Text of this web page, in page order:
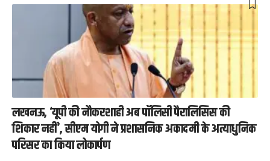
लखनऊ, ‘यूपी की नौकरशाही अब पॉलिसी पैरालिसिस की
शिकार नहीं’, सीएम योगी ने प्रशासनिक अकादमी के अत्याधुनिक
परिसर का किया लोकार्पण